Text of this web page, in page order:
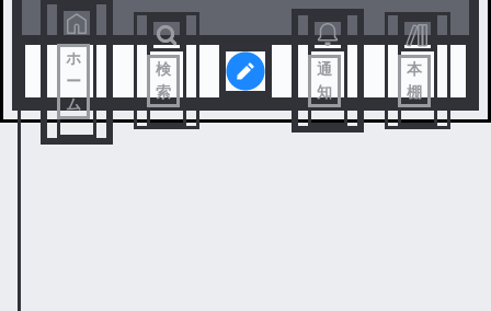
ホ
ー
ム
検
索
通
知
本
棚